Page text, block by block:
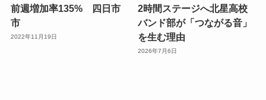
前週増加率135% 四日市
市
2022年11月19日
2時間ステージへ北星高校
バンド部が「つながる音」
を生む理由
2026年7月6日